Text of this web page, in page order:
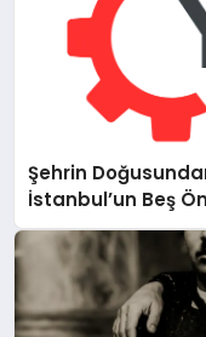
Şehrin
İstanbul’un Beş
Deneyimi